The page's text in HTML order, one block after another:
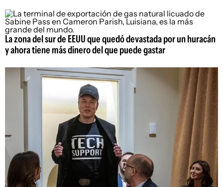
La zona del sur de EEUU que quedó devastada por un huracán
y ahora tiene más dinero del que puede gastar